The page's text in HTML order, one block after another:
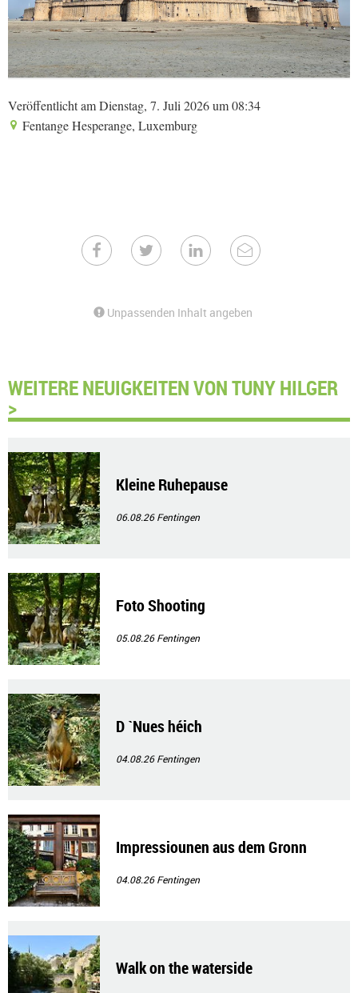
Veröffentlicht am Dienstag, 7. Juli 2026 um 08:34
Fentange Hesperange, Luxemburg
Unpassenden Inhalt angeben
WEITERE NEUIGKEITEN VON TUNY HILGER
>
Kleine Ruhepause
06.08.26Fentingen
Foto Shooting
05.08.26Fentingen
D `Nues héich
04.08.26Fentingen
Impressiounen aus dem Gronn
04.08.26Fentingen
Walk on the waterside